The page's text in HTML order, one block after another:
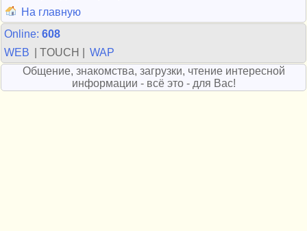
На главную
Online: 608
WEB
| TOUCH |
WAP
Общение, знакомства, загрузки, чтение интересной
информации - всё это - для Вас!